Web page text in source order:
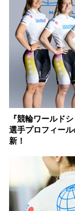
『競輪ワールド
選手プロフィー
新！